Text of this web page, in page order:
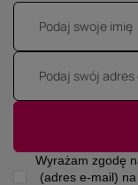
Podaj swoje imię
Podaj swój adres
Wyrażam zgodę
(adres e-mail)